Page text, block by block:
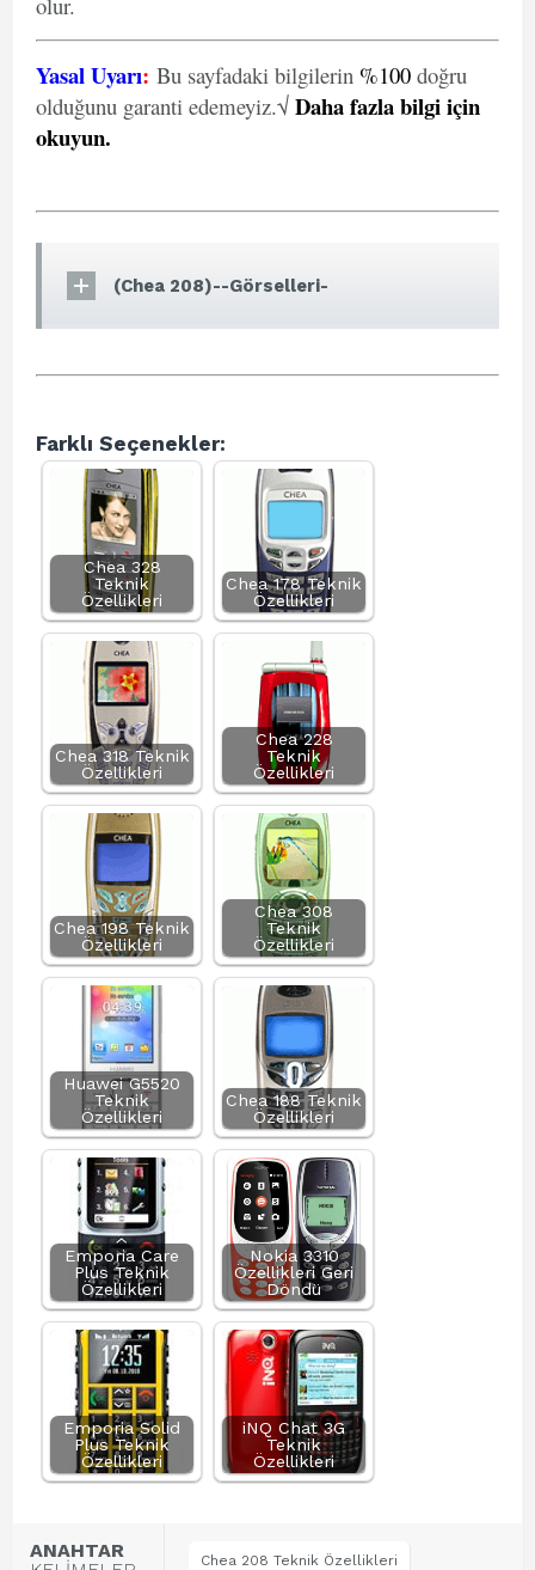
Yasal Uyarı: Bu sayfadaki bilgilerin %100 doğru
olduğunu garanti edemeyiz.√ Daha fazla bilgi için
okuyun.
(Chea 208)--Görselleri-
Farklı Seçenekler:
Chea 328
Teknik
Özellikleri
Chea 178 Teknik
Özellikleri
Chea 318 Teknik
Özellikleri
Chea 228
Teknik
Özellikleri
Chea 198 Teknik
Özellikleri
Chea 308
Teknik
Özellikleri
Huawei G5520
Teknik
Özellikleri
Chea 188 Teknik
Özellikleri
Emporia Care
Plus Teknik
Özellikleri
Nokia 3310
Özellikleri Geri
Döndü
Emporia Solid
Plus Teknik
Özellikleri
iNQ Chat 3G
Teknik
Özellikleri
ANAHTAR
Chea 208 Teknik Özellikleri